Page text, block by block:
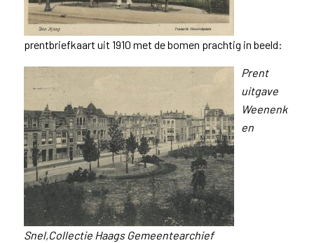
prentbriefkaart uit 1910 met de bomen prachtig in beeld:
Prent
uitgave
Weenenk
en
Snel,Collectie Haags Gemeentearchief